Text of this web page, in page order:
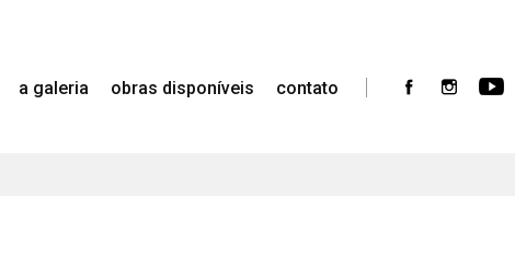
a galeria obras disponíveis contato